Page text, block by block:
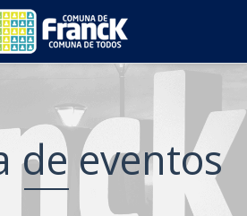
de eventos